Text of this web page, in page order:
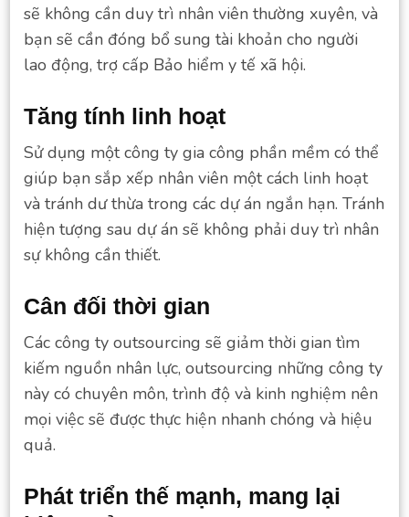
sẽ không cần duy trì nhân viên thường xuyên, và
bạn sẽ cần đóng bổ sung tài khoản cho người
lao động, trợ cấp Bảo hiểm y tế xã hội.
Tăng tính linh hoạt
Sử dụng một công ty gia công phần mềm có thể
giúp bạn sắp xếp nhân viên một cách linh hoạt
và tránh dư thừa trong các dự án ngắn hạn. Tránh
hiện tượng sau dự án sẽ không phải duy trì nhân
sự không cần thiết.
Cân đối thời gian
Các công ty outsourcing sẽ giảm thời gian tìm
kiếm nguồn nhân lực, outsourcing những công ty
này có chuyên môn, trình độ và kinh nghiệm nên
mọi việc sẽ được thực hiện nhanh chóng và hiệu
quả.
Phát triển thế mạnh, mang lại